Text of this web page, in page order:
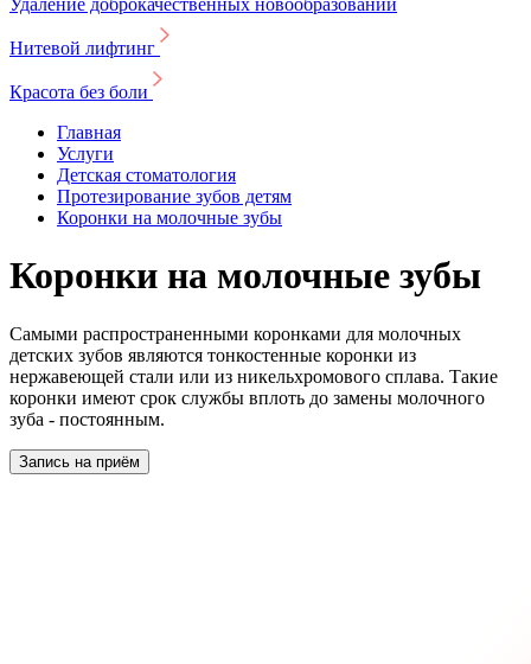
Удаление доброкачественных новообразований
Нитевой лифтинг
Красота без боли
Главная
Услуги
Детская стоматология
Протезирование зубов детям
Коронки на молочные зубы
Коронки на молочные зубы
Самыми распространенными коронками для молочных
детских зубов являются тонкостенные коронки из
нержавеющей стали или из никельхромового сплава. Такие
коронки имеют срок службы вплоть до замены молочного
зуба - постоянным.
Запись на приём